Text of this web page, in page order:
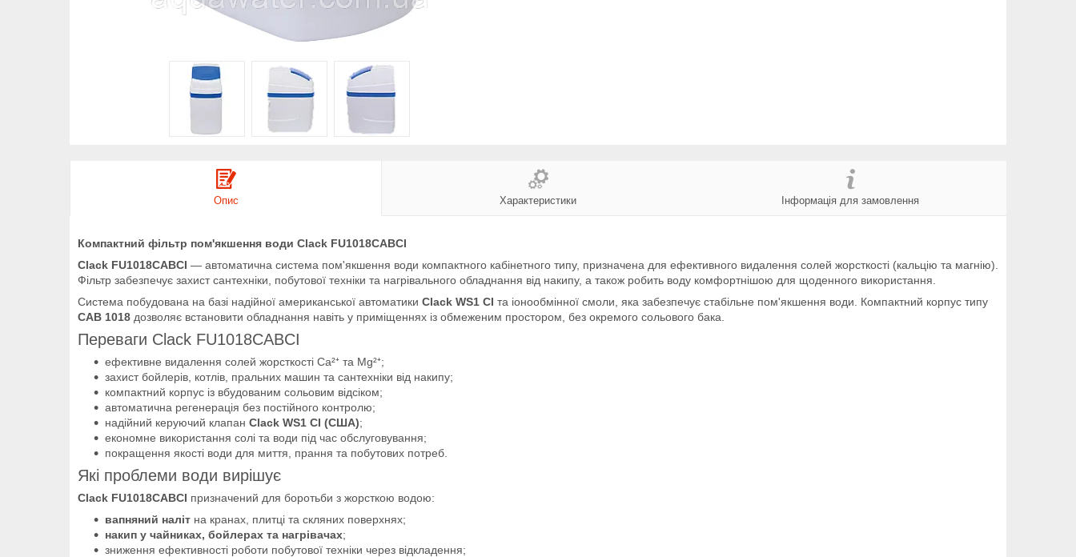
Опис Характеристики Інформація для замовлення
Компактний фільтр пом'якшення води Clack FU1018CABCI
Clack FU1018CABCI — автоматична система пом'якшення води компактного кабінетного типу, призначена для ефективного видалення солей жорсткості (кальцію та магнію).
Фільтр забезпечує захист сантехніки, побутової техніки та нагрівального обладнання від накипу, а також робить воду комфортнішою для щоденного використання.
Система побудована на базі надійної американської автоматики Clack WS1 CI та іонообмінної смоли, яка забезпечує стабільне пом'якшення води. Компактний корпус типу
CAB 1018 дозволяє встановити обладнання навіть у приміщеннях із обмеженим простором, без окремого сольового бака.
Переваги Clack FU1018CABCI
ефективне видалення солей жорсткості Ca²⁺ та Mg²⁺;
захист бойлерів, котлів, пральних машин та сантехніки від накипу;
компактний корпус із вбудованим сольовим відсіком;
автоматична регенерація без постійного контролю;
надійний керуючий клапан Clack WS1 CI (США);
економне використання солі та води під час обслуговування;
покращення якості води для миття, прання та побутових потреб.
Які проблеми води вирішує
Clack FU1018CABCI призначений для боротьби з жорсткою водою:
вапняний наліт на кранах, плитці та скляних поверхнях;
накип у чайниках, бойлерах та нагрівачах;
зниження ефективності роботи побутової техніки через відкладення;